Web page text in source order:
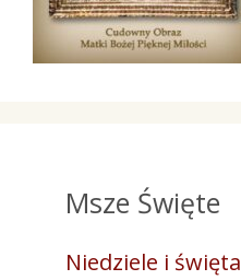
Msze Święte
Niedziele i święta